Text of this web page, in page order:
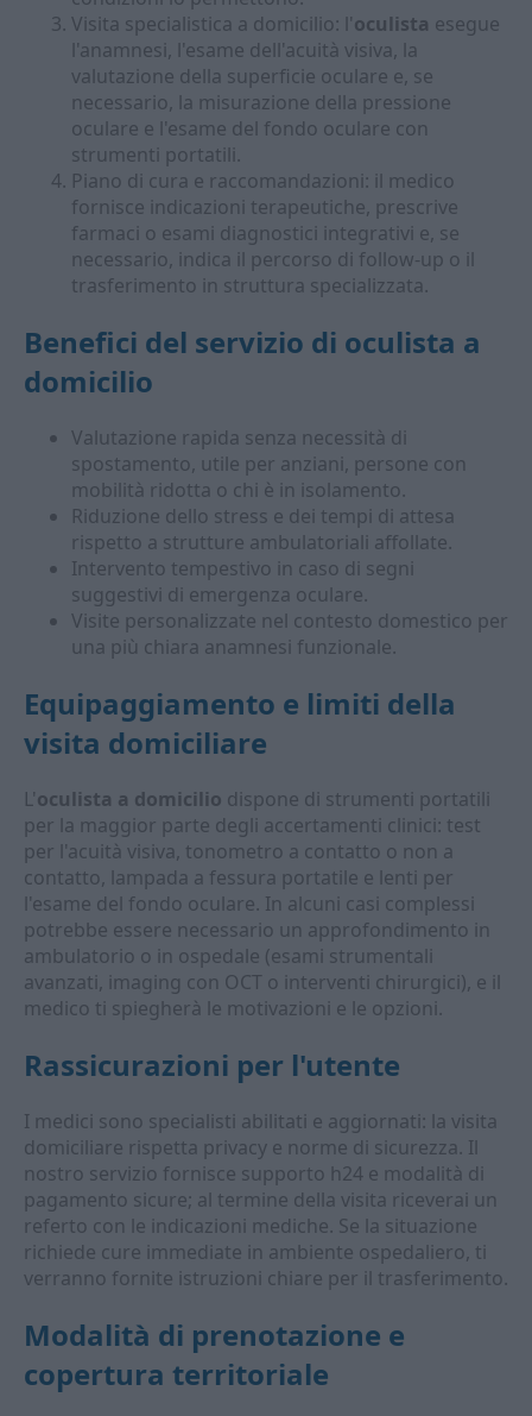
Visita specialistica a domicilio: l'oculista esegue
l'anamnesi, l'esame dell'acuità visiva, la
valutazione della superficie oculare e, se
necessario, la misurazione della pressione
oculare e l'esame del fondo oculare con
strumenti portatili.
Piano di cura e raccomandazioni: il medico
fornisce indicazioni terapeutiche, prescrive
farmaci o esami diagnostici integrativi e, se
necessario, indica il percorso di follow-up o il
trasferimento in struttura specializzata.
Benefici del servizio di oculista a
domicilio
Valutazione rapida senza necessità di
spostamento, utile per anziani, persone con
mobilità ridotta o chi è in isolamento.
Riduzione dello stress e dei tempi di attesa
rispetto a strutture ambulatoriali affollate.
Intervento tempestivo in caso di segni
suggestivi di emergenza oculare.
Visite personalizzate nel contesto domestico per
una più chiara anamnesi funzionale.
Equipaggiamento e limiti della
visita domiciliare
L'oculista a domicilio dispone di strumenti portatili
per la maggior parte degli accertamenti clinici: test
per l'acuità visiva, tonometro a contatto o non a
contatto, lampada a fessura portatile e lenti per
l'esame del fondo oculare. In alcuni casi complessi
potrebbe essere necessario un approfondimento in
ambulatorio o in ospedale (esami strumentali
avanzati, imaging con OCT o interventi chirurgici), e il
medico ti spiegherà le motivazioni e le opzioni.
Rassicurazioni per l'utente
I medici sono specialisti abilitati e aggiornati: la visita
domiciliare rispetta privacy e norme di sicurezza. Il
nostro servizio fornisce supporto h24 e modalità di
pagamento sicure; al termine della visita riceverai un
referto con le indicazioni mediche. Se la situazione
richiede cure immediate in ambiente ospedaliero, ti
verranno fornite istruzioni chiare per il trasferimento.
Modalità di prenotazione e
copertura territoriale